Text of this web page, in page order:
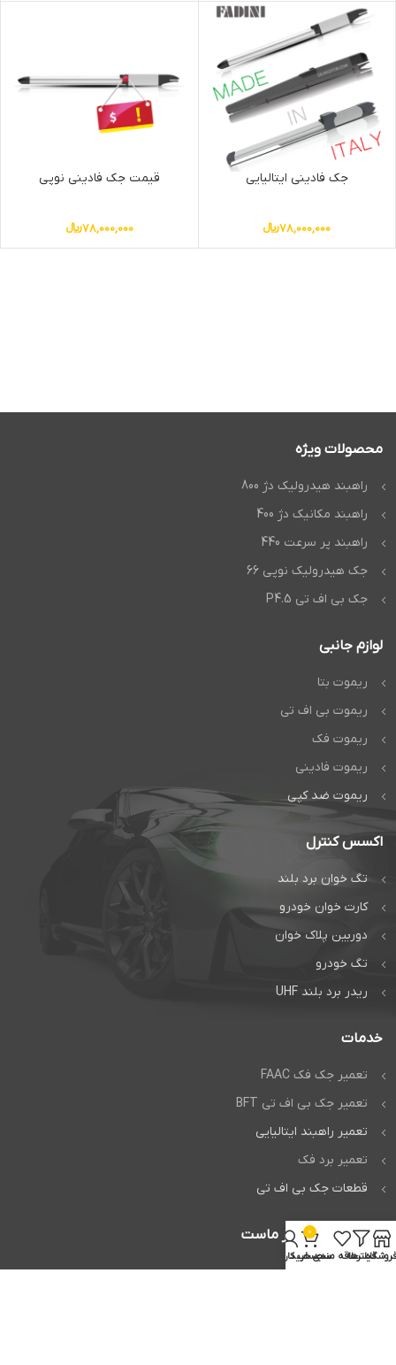
جک فادینی ایتالیایی
78,000,000﷼
قیمت جک فادینی نوپی
78,000,000﷼
محصولات ویژه
راهبند هیدرولیک دژ 800
راهبند مکانیک دژ 400
راهبند پر سرعت 440
جک هیدرولیک نوپی 66
جک بی اف تی P4.5
لوازم جانبی
ریموت بتا
ریموت بی اف تی
ریموت فک
ریموت فادینی
ریموت ضد کپی
اکسس کنترل
تگ خوان برد بلند
کارت خوان خودرو
دوربین پلاک خوان
تگ خودرو
ریدر برد بلند UHF
خدمات
تعمیر جک فک FAAC
تعمیر جک بی اف تی BFT
تعمیر راهبند ایتالیایی
تعمیر برد فک
قطعات جک بی اف تی
اعتماد شما افتخار ماست
فروشگاهفیلترهاعلاقه مندی
0
سبد خرید
حساب کاربری من